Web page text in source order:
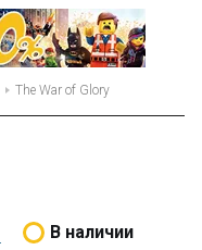
The War of Glory
В наличии